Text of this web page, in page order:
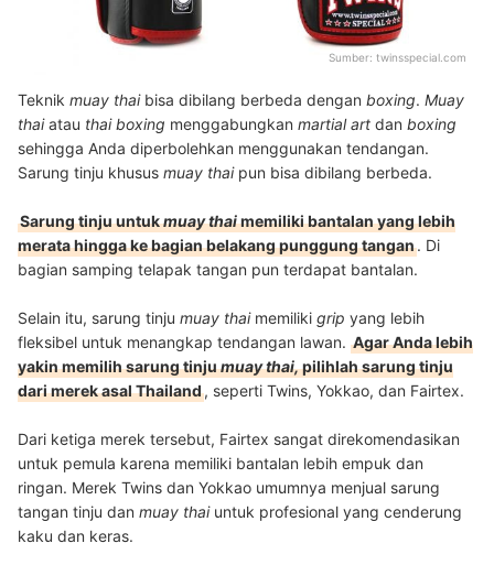
Sumber: twinsspecial.com
Teknik muay thaibisa dibilang berbeda dengan boxing. Muay
thaiatau thai boxing menggabungkan martial art dan boxing
sehingga Anda diperbolehkan menggunakan tendangan.
Sarung tinju khusus muay thai pun bisa dibilang berbeda.
Sarung tinju untukmuay thaimemiliki bantalan yang lebih
merata hingga ke bagian belakang punggung tangan. Di
bagian samping telapak tangan pun terdapat bantalan.
Selain itu, sarung tinju muay thai memiliki grip yang lebih
fleksibel untuk menangkap tendangan lawan. Agar Anda lebih
yakin memilih sarung tinjumuay thai,pilihlah sarung tinju
dari merek asal Thailand, seperti Twins, Yokkao, dan Fairtex.
Dari ketiga merek tersebut, Fairtex sangat direkomendasikan
untuk pemula karena memiliki bantalan lebih empuk dan
ringan. Merek Twins dan Yokkao umumnya menjual sarung
tangan tinju dan muay thaiuntuk profesional yang cenderung
kaku dan keras.